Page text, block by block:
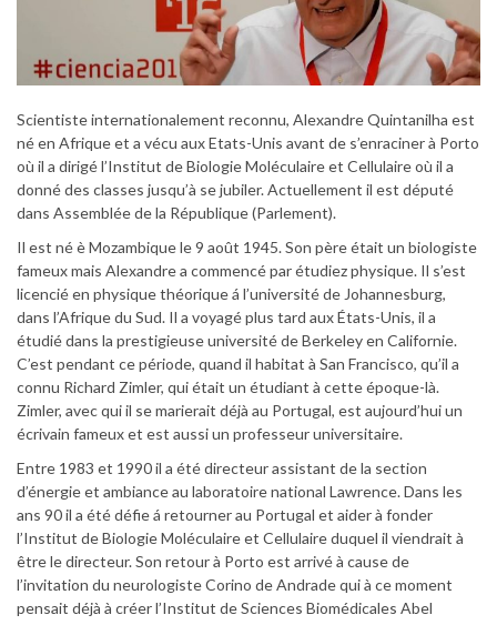
Scientiste internationalement reconnu, Alexandre Quintanilha est
né en Afrique et a vécu aux Etats-Unis avant de s’enraciner à Porto
où il a dirigé l’Institut de Biologie Moléculaire et Cellulaire où il a
donné des classes jusqu’à se jubiler. Actuellement il est député
dans Assemblée de la République (Parlement).
Il est né è Mozambique le 9 août 1945. Son père était un biologiste
fameux mais Alexandre a commencé par étudiez physique. Il s’est
licencié en physique théorique á l’université de Johannesburg,
dans l’Afrique du Sud. Il a voyagé plus tard aux États-Unis, il a
étudié dans la prestigieuse université de Berkeley en Californie.
C’est pendant ce période, quand il habitat à San Francisco, qu’il a
connu Richard Zimler, qui était un étudiant à cette époque-là.
Zimler, avec qui il se marierait déjà au Portugal, est aujourd’hui un
écrivain fameux et est aussi un professeur universitaire.
Entre 1983 et 1990 il a été directeur assistant de la section
d’énergie et ambiance au laboratoire national Lawrence. Dans les
ans 90 il a été défie á retourner au Portugal et aider à fonder
l’Institut de Biologie Moléculaire et Cellulaire duquel il viendrait à
être le directeur. Son retour à Porto est arrivé à cause de
l’invitation du neurologiste Corino de Andrade qui à ce moment
pensait déjà à créer l’Institut de Sciences Biomédicales Abel